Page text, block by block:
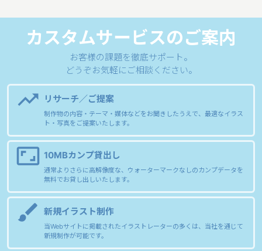
カスタムサービスのご案内
お客様の課題を徹底サポート。
どうぞお気軽にご相談ください。
trending_up リサーチ／ご提案
制作物の内容・テーマ・媒体などをお聞きしたうえで、最適なイラス
ト・写真をご提案いたします。
aspect_ratio 10MBカンプ貸出し
通常よりさらに高解像度な、ウォーターマークなしのカンプデータを
無料でお貸し出しいたします。
brush 新規イラスト制作
当Webサイトに掲載されたイラストレーターの多くは、当社を通じて
新規制作が可能です。